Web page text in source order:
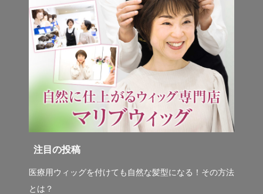
注目の投稿
医療用ウィッグを付けても自然な髪型になる！その方法
とは？